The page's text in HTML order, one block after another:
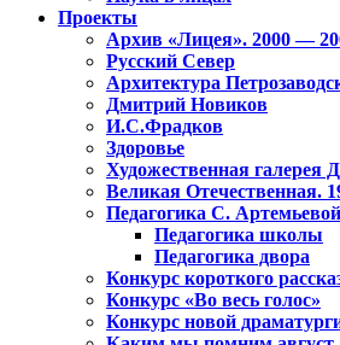
Проекты
Архив «Лицея». 2000 —
Русский Север
Архитектура
Дмитрий Новиков
И.С.Фрадков
Здоровье
Художественная галерея
Великая Отечественная.
Педагогика С. Артемьевой
Педагогика школы
Педагогика двора
Конкурс короткого
Конкурс «Во весь голос»
Конкурс новой